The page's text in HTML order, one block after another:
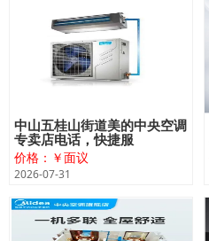
中山五桂山街道美的中央空调
专卖店电话，快捷服
价格：￥面议
2026-07-31